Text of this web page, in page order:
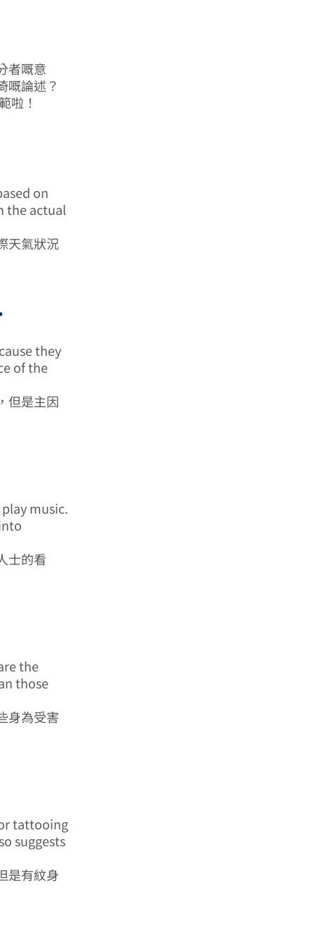
者嘅意
嘅論述？
啦！
on
the actual
天氣狀況
they
of the
但是主因
music.
士的看
the
those
身為受害
tattooing
suggests
是有紋身